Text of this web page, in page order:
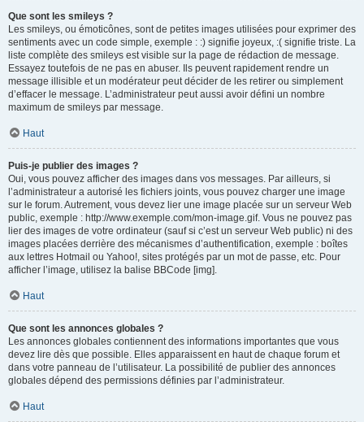
Que sont les smileys ?
Les smileys, ou émoticônes, sont de petites images utilisées pour exprimer des
sentiments avec un code simple, exemple : :) signifie joyeux, :( signifie triste. La
liste complète des smileys est visible sur la page de rédaction de message.
Essayez toutefois de ne pas en abuser. Ils peuvent rapidement rendre un
message illisible et un modérateur peut décider de les retirer ou simplement
d’effacer le message. L’administrateur peut aussi avoir défini un nombre
maximum de smileys par message.
Haut
Puis-je publier des images ?
Oui, vous pouvez afficher des images dans vos messages. Par ailleurs, si
l’administrateur a autorisé les fichiers joints, vous pouvez charger une image
sur le forum. Autrement, vous devez lier une image placée sur un serveur Web
public, exemple : http://www.exemple.com/mon-image.gif. Vous ne pouvez pas
lier des images de votre ordinateur (sauf si c’est un serveur Web public) ni des
images placées derrière des mécanismes d’authentification, exemple : boîtes
aux lettres Hotmail ou Yahoo!, sites protégés par un mot de passe, etc. Pour
afficher l’image, utilisez la balise BBCode [img].
Haut
Que sont les annonces globales ?
Les annonces globales contiennent des informations importantes que vous
devez lire dès que possible. Elles apparaissent en haut de chaque forum et
dans votre panneau de l’utilisateur. La possibilité de publier des annonces
globales dépend des permissions définies par l’administrateur.
Haut